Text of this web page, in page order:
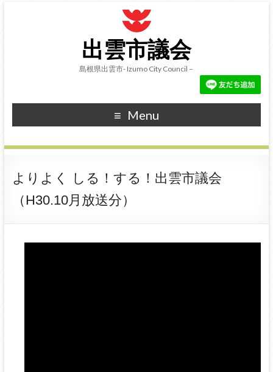
出雲市議会
島根県出雲市- Izumo City Council –
Menu
よりよく しる！する！出雲市議会
（H30.10月放送分）